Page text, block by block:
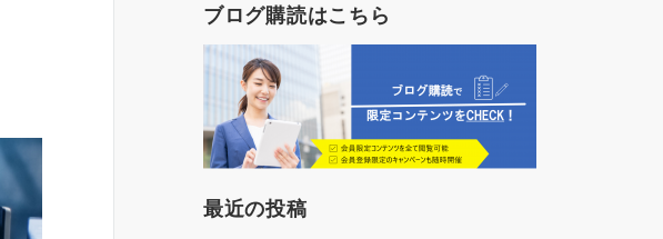
ブログ購読はこちら
最近の投稿